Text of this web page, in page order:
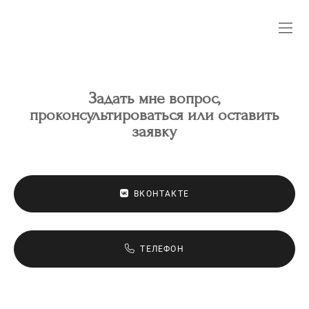
Задать мне вопрос,
проконсультироваться или оставить
заявку
ВКОНТАКТЕ
ТЕЛЕФОН